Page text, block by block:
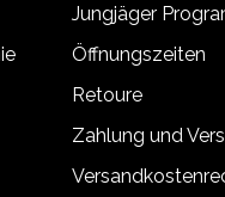
Jungjäger
Öffnungszeiten
Retoure
Zahlung und